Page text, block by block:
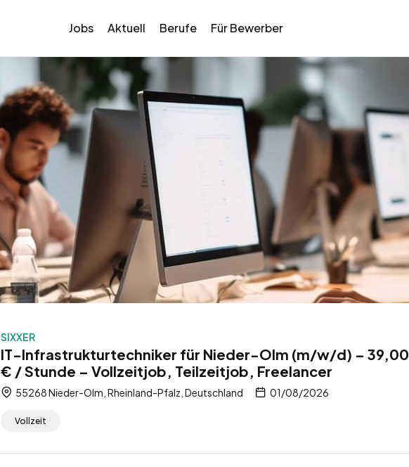
Jobs Aktuell Berufe Für Bewerber
SIXXER
IT-Infrastrukturtechniker für Nieder-Olm (m/w/d) – 39,00
€ / Stunde – Vollzeitjob, Teilzeitjob, Freelancer
55268 Nieder-Olm, Rheinland-Pfalz, Deutschland 01/08/2026
Vollzeit